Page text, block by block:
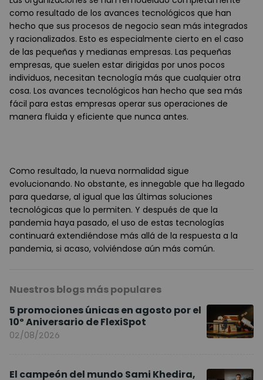
como resultado de los avances tecnológicos que han
hecho que sus procesos de negocio sean más integrados
y racionalizados. Esto es especialmente cierto en el caso
de las pequeñas y medianas empresas. Las pequeñas
empresas, que suelen estar dirigidas por unos pocos
individuos, necesitan tecnología más que cualquier otra
cosa. Los avances tecnológicos han hecho que sea más
fácil para estas empresas operar sus operaciones de
manera fluida y eficiente que nunca antes.
Como resultado, la nueva normalidad sigue
evolucionando. No obstante, es innegable que ha llegado
para quedarse, al igual que las últimas soluciones
tecnológicas que lo permiten. Y después de que la
pandemia haya pasado, el uso de estas tecnologías
continuará extendiéndose más allá de la respuesta a la
pandemia, si acaso, volviéndose aún más común.
Nuestros blogs más populares
5 promociones únicas en agosto por el
10º Aniversario de FlexiSpot
02/08/2026
El campeón del mundo Sami Khedira,